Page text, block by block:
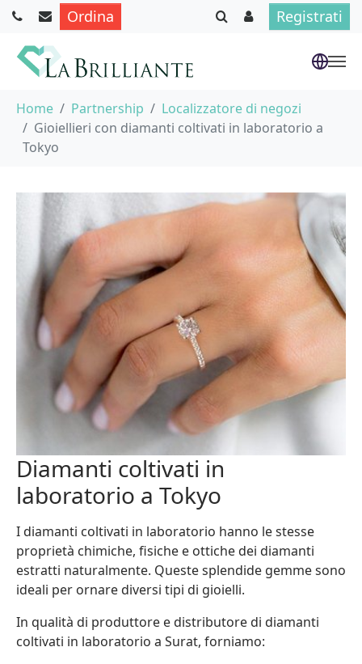
Ordina Registrati
Home Partnership
Localizzatore di negozi
Gioiellieri con diamanti coltivati in laboratorio a
Tokyo
Diamanti coltivati in
laboratorio a Tokyo
I diamanti coltivati in laboratorio hanno le stesse
proprietà chimiche, fisiche e ottiche dei diamanti
estratti naturalmente. Queste splendide gemme sono
ideali per ornare diversi tipi di gioielli.
In qualità di produttore e distributore di diamanti
coltivati in laboratorio a Surat, forniamo: